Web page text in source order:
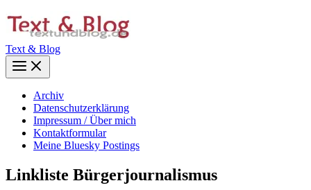
Text & Blog
Main
Menu
Archiv
Datenschutzerklärung
Impressum / Über mich
Kontaktformular
Meine Bluesky Postings
Linkliste Bürgerjournalismus